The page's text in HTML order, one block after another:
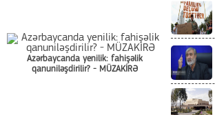
Azərbaycanda yenilik: fahişəlik
qanuniləşdirilir? - MÜZAKİRƏ